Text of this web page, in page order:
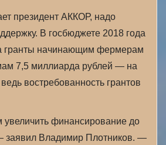
президент АККОР, надо
В госбюджете 2018 года
гранты начинающим фермерам
7,5 миллиарда рублей — на
востребованность грантов
финансирование до
заявил Владимир Плотников. —